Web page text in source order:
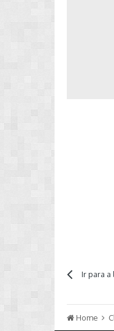
Ir para a
Home